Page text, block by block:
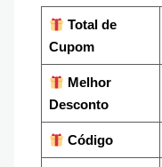
Total de
Cupom
Melhor
Desconto
Código